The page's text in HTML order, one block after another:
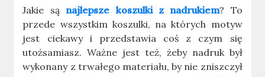
Jakie są najlepsze koszulki z nadrukiem? To
przede wszystkim koszulki, na których motyw
jest ciekawy i przedstawia coś z czym się
utożsamiasz. Ważne jest też, żeby nadruk był
wykonany z trwałego materiału, by nie zniszczył